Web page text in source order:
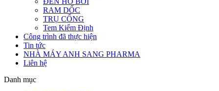
RAM DỐC
TRỤ CỔNG
Tem Kiểm Định
Công trình đã thực hiện
Tin tức
NHÀ MÁY ANH SANG PHARMA
Liên hệ
Danh mục